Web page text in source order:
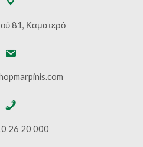
81, Καματερό
26 20 000